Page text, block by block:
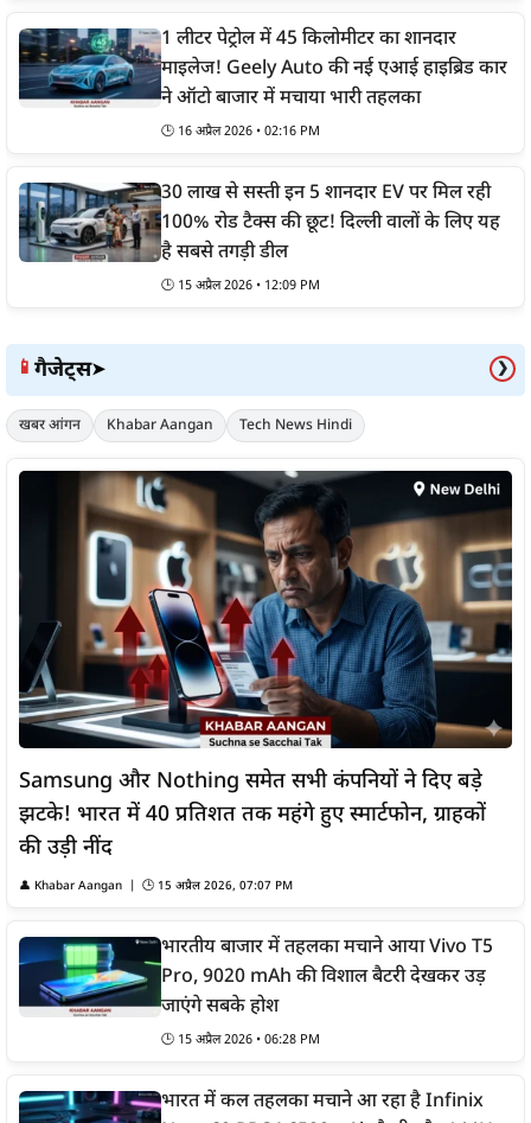
1 लीटर पेट्रोल में 45 किलोमीटर का शानदार
माइलेज! Geely Auto की नई एआई हाइब्रिड कार
ने ऑटो बाजार में मचाया भारी तहलका
🕒 16 अप्रैल 2026 • 02:16 PM
30 लाख से सस्ती इन 5 शानदार EV पर मिल रही
100% रोड टैक्स की छूट! दिल्ली वालों के लिए यह
है सबसे तगड़ी डील
🕒 15 अप्रैल 2026 • 12:09 PM
📱 गैजेट्स➤ ❯
खबर आंगन Khabar Aangan Tech News Hindi
Samsung और Nothing समेत सभी कंपनियों ने दिए बड़े
झटके! भारत में 40 प्रतिशत तक महंगे हुए स्मार्टफोन, ग्राहकों
की उड़ी नींद
👤 Khabar Aangan | 🕒 15 अप्रैल 2026, 07:07 PM
भारतीय बाजार में तहलका मचाने आया Vivo T5
Pro, 9020 mAh की विशाल बैटरी देखकर उड़
जाएंगे सबके होश
🕒 15 अप्रैल 2026 • 06:28 PM
भारत में कल तहलका मचाने आ रहा है Infinix